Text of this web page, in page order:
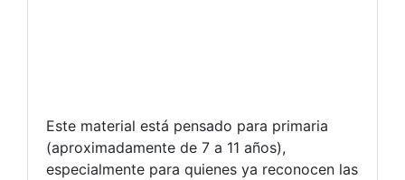
Este material está pensado para primaria
(aproximadamente de 7 a 11 años),
especialmente para quienes ya reconocen las